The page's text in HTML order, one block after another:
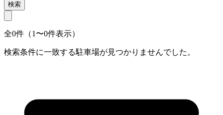
検索
全0件（1〜0件表示）
検索条件に一致する駐車場が見つかりませんでした。